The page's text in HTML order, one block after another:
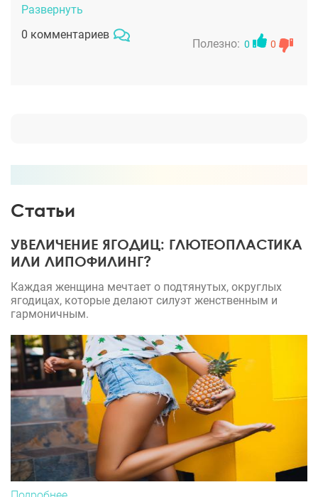
Регулярно хожу на осмотр в клинику - доктор
довольна
Развернуть
0 комментариев
Полезно: 0 0
Статьи
УВЕЛИЧЕНИЕ ЯГОДИЦ: ГЛЮТЕОПЛАСТИКА
ИЛИ ЛИПОФИЛИНГ?
Каждая женщина мечтает о подтянутых, округлых
ягодицах, которые делают силуэт женственным и
гармоничным.